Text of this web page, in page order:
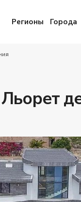
Регионы Города